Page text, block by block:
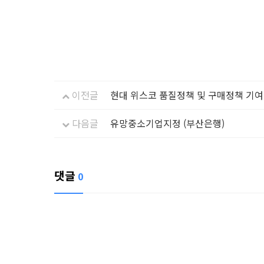
이전글 현대 위스코 품질정책 및 구매정책 기
다음글
유망중소기업지정 (부산은행)
댓글 0